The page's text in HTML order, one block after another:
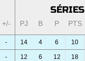
SÉRIES
+/- PJ B P PTS
- 14 4 6 10
- 12 6 12 18